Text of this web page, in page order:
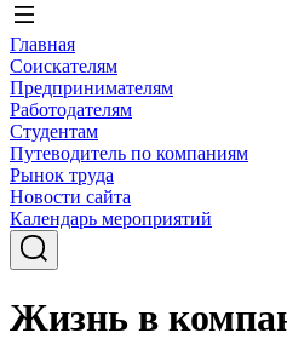
Главная
Соискателям
Предпринимателям
Работодателям
Студентам
Путеводитель по компаниям
Рынок труда
Новости сайта
Календарь мероприятий
Жизнь в